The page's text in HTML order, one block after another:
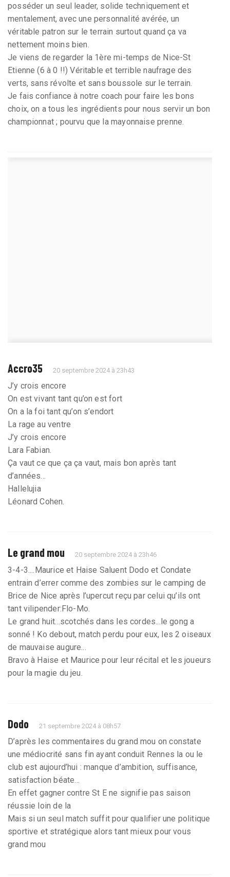
posséder un seul leader, solide techniquement et
mentalement, avec une personnalité avérée, un
véritable patron sur le terrain surtout quand ça va
nettement moins bien.
Je viens de regarder la 1ère mi-temps de Nice-St
Etienne (6 à 0 !!) Véritable et terrible naufrage des
verts, sans révolte et sans boussole sur le terrain.
Je fais confiance à notre coach pour faire les bons
choix, on a tous les ingrédients pour nous servir un bon
championnat ; pourvu que la mayonnaise prenne.
Accro35 20 septembre 2024 à 23h43
J’y crois encore
On est vivant tant qu’on est fort
On a la foi tant qu’on s’endort
La rage au ventre
J’y crois encore
Lara Fabian.
Ça vaut ce que ça ça vaut, mais bon après tant
d’années…
Hallelujia
Léonard Cohen.
Le grand mou 20 septembre 2024 à 23h46
3-4-3....Maurice et Haise Saluent Dodo et Condate
entrain d’errer comme des zombies sur le camping de
Brice de Nice après l’upercut reçu par celui qu’ils ont
tant vilipender:Flo-Mo.
Le grand huit...scotchés dans les cordes...le gong a
sonné ! Ko debout, match perdu pour eux, les 2 oiseaux
de mauvaise augure...
Bravo à Haise et Maurice pour leur récital et les joueurs
pour la magie du jeu.
Dodo 21 septembre 2024 à 08h57
D’après les commentaires du grand mou on constate
une médiocrité sans fin ayant conduit Rennes la ou le
club est aujourd’hui : manque d’ambition, suffisance,
satisfaction béate…
En effet gagner contre St E ne signifie pas saison
réussie loin de la
Mais si un seul match suffit pour qualifier une politique
sportive et stratégique alors tant mieux pour vous
grand mou